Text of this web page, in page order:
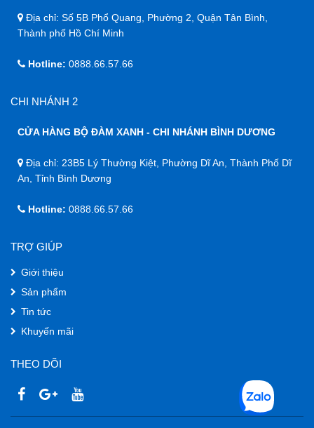
Địa chỉ: Số 5B Phổ Quang, Phường 2, Quận Tân Bình,
Thành phố Hồ Chí Minh
Hotline: 0888.66.57.66
CHI NHÁNH 2
CỬA HÀNG BỘ ĐÀM XANH - CHI NHÁNH BÌNH DƯƠNG
Địa chỉ: 23B5 Lý Thường Kiệt, Phường Dĩ An, Thành Phố Dĩ
An, Tỉnh Bình Dương
Hotline: 0888.66.57.66
TRỢ GIÚP
Giới thiệu
Sản phẩm
Tin tức
Khuyến mãi
THEO DÕI